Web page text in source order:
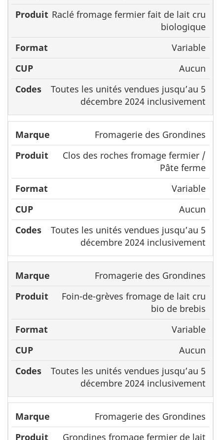
Raclé fromage fermier fait de lait cru
biologique
Variable
Aucun
Toutes les unités vendues jusqu’au 5
décembre 2024 inclusivement
Fromagerie des Grondines
Clos des roches fromage fermier /
Pâte ferme
Variable
Aucun
Toutes les unités vendues jusqu’au 5
décembre 2024 inclusivement
Fromagerie des Grondines
Foin-de-grèves fromage de lait cru
bio de brebis
Variable
Aucun
Toutes les unités vendues jusqu’au 5
décembre 2024 inclusivement
Fromagerie des Grondines
Grondines fromage fermier de lait